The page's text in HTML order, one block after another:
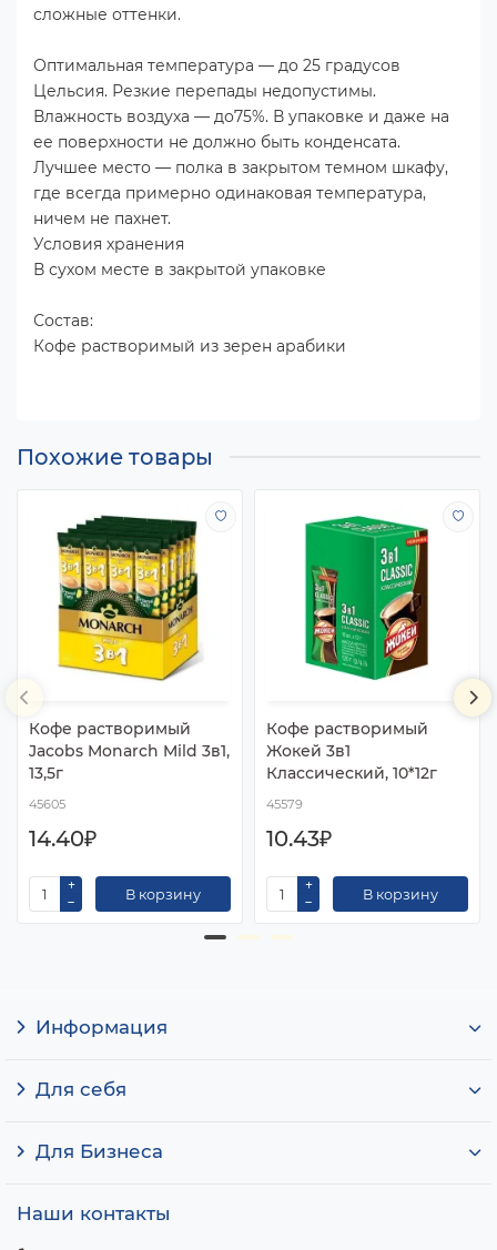
сложные оттенки.
Оптимальная температура — до 25 градусов
Цельсия. Резкие перепады недопустимы.
Влажность воздуха — до75%. В упаковке и даже на
ее поверхности не должно быть конденсата.
Лучшее место — полка в закрытом темном шкафу,
где всегда примерно одинаковая температура,
ничем не пахнет.
Условия хранения
В сухом месте в закрытой упаковке
Состав:
Кофе растворимый из зерен арабики
Похожие товары
Кофе растворимый
Jacobs Monarch Mild 3в1,
13,5г
45605
14.40₽
В корзину
Кофе растворимый
Жокей 3в1
Классический, 10*12г
45579
10.43₽
В корзину
Информация
Для себя
Для Бизнеса
Наши контакты